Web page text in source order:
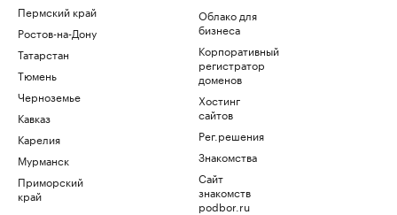
Пермский край
Ростов-на-Дону
Татарстан
Тюмень
Черноземье
Кавказ
Карелия
Мурманск
Приморский
край
Облако для
бизнеса
Корпоративный
регистратор
доменов
Хостинг
сайтов
Рег.решения
Знакомства
Сайт
знакомств
podbor.ru